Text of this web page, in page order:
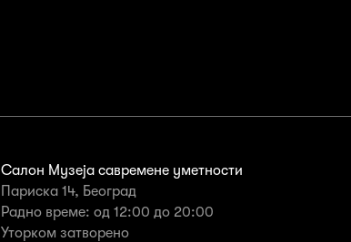
Салон Музеја савремене уметности
Париска 14, Београд
Радно време: од 12:00 до 20:00
Уторком затворено